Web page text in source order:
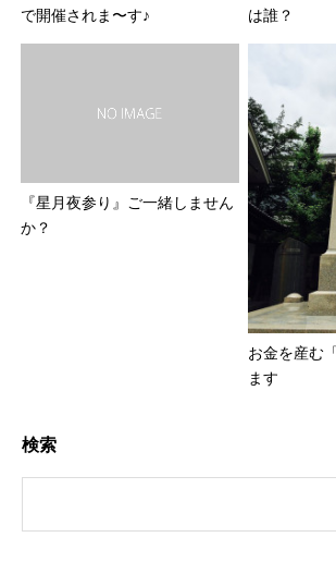
で開催されま〜す♪ は誰？
『星月夜参り』ご一緒しません
か？
お金を産む
ます
検索